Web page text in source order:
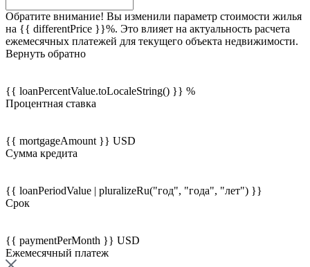
Обратите внимание! Вы изменили параметр стоимости жилья
на {{ differentPrice }}%. Это влияет на актуальность расчета
ежемесячных платежей для текущего объекта недвижимости.
Вернуть обратно
{{ loanPercentValue.toLocaleString() }} %
Процентная ставка
{{ mortgageAmount }} USD
Сумма кредита
{{ loanPeriodValue | pluralizeRu("год", "года", "лет") }}
Срок
{{ paymentPerMonth }} USD
Ежемесячный платеж